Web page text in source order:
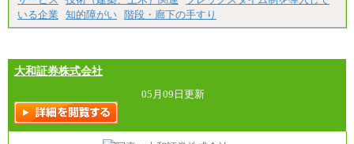
いる企業
知的障がい 階段・廊下の手すり
大和証券株式会社
05月09日更新